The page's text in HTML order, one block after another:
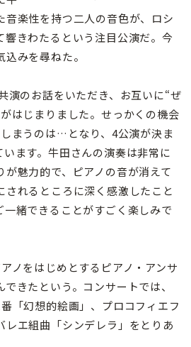
音楽性を持つ二人の音色が、ロシ
響きわたるという注目公演だ。今
みを尋ねた。
演のお話をいただき、お互いに“ぜ
はじまりました。せっかくの機会
まうのは…となり、4公演が決ま
います。牛田さんの演奏は非常に
魅力的で、ピアノの音が消えて
されるところに深く感激したこと
一緒できることがすごく楽しみで
ノをはじめとするピアノ・アンサ
きたという。コンサートでは、
「幻想的絵画」、プロコフィエフ
レエ組曲「シンデレラ」をとりあ